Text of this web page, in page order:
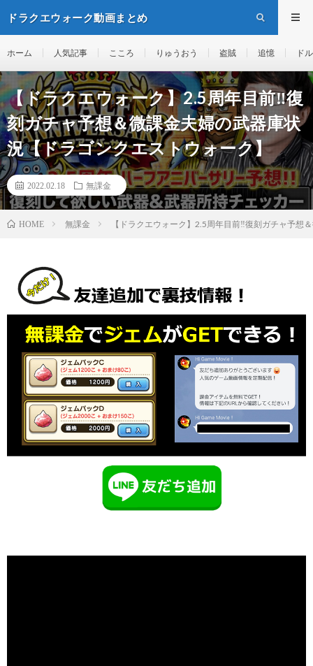
ドラクエウォーク動画まとめ
ホーム 人気記事 こころ りゅうおう 盗賊 追憶 ド
【ドラクエウォーク】2.5周年目前‼️復
刻ガチャ予想＆微課金夫婦の武器庫状
況【ドラゴンクエストウォーク】
2022.02.18 無課金
HOME 無課金 【ドラクエウォーク】2.5周年目前‼️復刻ガチャ予想